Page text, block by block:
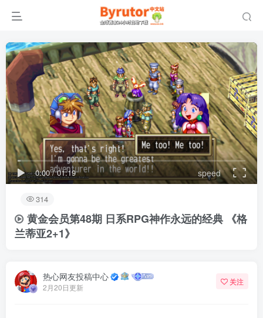
0:00/01:19 speed
314
黄金会员第48期 日系RPG神作永远的经典 《格
兰蒂亚2+1》
热心网友投稿中心
2月20日更新
关注